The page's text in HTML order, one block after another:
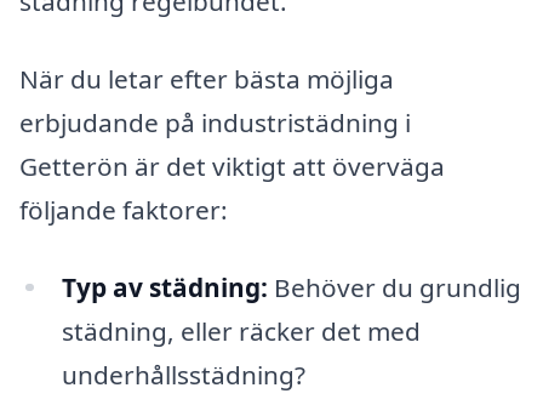
När du letar efter bästa möjliga
erbjudande på industristädning i
Getterön är det viktigt att överväga
följande faktorer:
Typ av städning: Behöver du grundlig
städning, eller räcker det med
underhållsstädning?